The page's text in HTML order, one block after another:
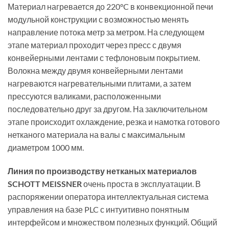
Материал нагревается до 220°C в конвекционной печи
модульной конструкции с возможностью менять
направление потока метр за метром. На следующем
этапе материал проходит через пресс с двумя
конвейерными лентами с тефлоновым покрытием.
Волокна между двумя конвейерными лентами
нагреваются нагревательными плитами, а затем
прессуются валиками, расположенными
последовательно друг за другом. На заключительном
этапе происходит охлаждение, резка и намотка готового
нетканого материала на валы с максимальным
диаметром 1000 мм.
Линия по производству нетканых материалов
SCHOTT MEISSNERочень проста в эксплуатации. В
распоряжении оператора интеллектуальная система
управления на базе PLC с интуитивно понятным
интерфейсом и множеством полезных функций. Общий